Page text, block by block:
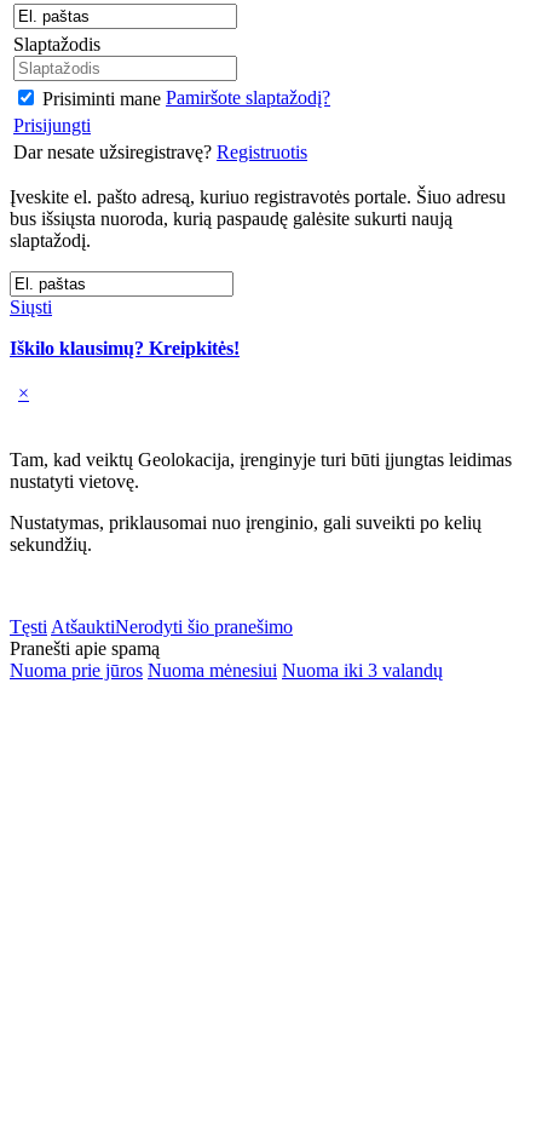
Slaptažodis
Prisiminti mane Pamiršote slaptažodį?
Prisijungti
Dar nesate užsiregistravę? Registruotis
Įveskite el. pašto adresą, kuriuo registravotės portale. Šiuo adresu
bus išsiųsta nuoroda, kurią paspaudę galėsite sukurti naują
slaptažodį.
Siųsti
Iškilo klausimų? Kreipkitės!
×
Tam, kad veiktų Geolokacija, įrenginyje turi būti įjungtas leidimas
nustatyti vietovę.
Nustatymas, priklausomai nuo įrenginio, gali suveikti po kelių
sekundžių.
Tęsti AtšauktiNerodyti šio pranešimo
Pranešti apie spamą
Nuoma prie jūros Nuoma mėnesiui Nuoma iki 3 valandų